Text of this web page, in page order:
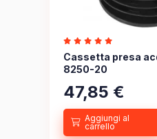
Cassetta presa
8250-20
47,85 €